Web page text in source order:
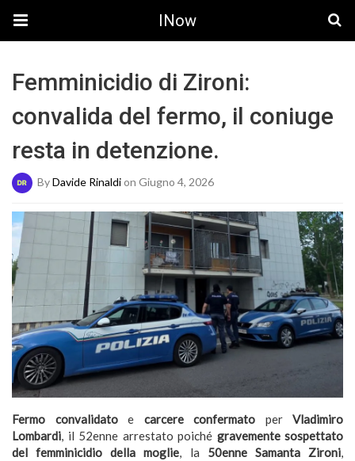
INow
Femminicidio di Zironi:
convalida del fermo, il coniuge
resta in detenzione.
ByDavide Rinaldion Giugno 4, 2026
Fermo convalidatoe carcere confermato per Vladimiro
Lombardi, il 52enne arrestato poiché gravemente sospettato
del femminicidio della moglie, la 50enne Samanta Zironi,